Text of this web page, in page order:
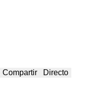
Compartir Directo